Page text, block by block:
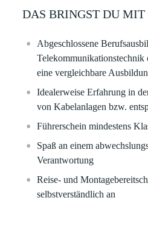
DAS BRINGST DU MIT
Abgeschlossene
eine vergleichbare
Idealerweise Erfahrung in
von Kabelanlagen bzw.
Führerschein mindestens
Spaß an einem
Verantwortung
Reise- und
selbstverständlich an